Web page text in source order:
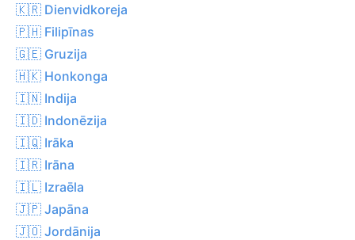
🇰🇷 Dienvidkoreja
🇵🇭 Filipīnas
🇬🇪 Gruzija
🇭🇰 Honkonga
🇮🇳 Indija
🇮🇩 Indonēzija
🇮🇶 Irāka
🇮🇷 Irāna
🇮🇱 Izraēla
🇯🇵 Japāna
🇯🇴 Jordānija